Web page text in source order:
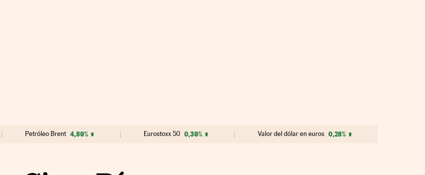
Petróleo Brent 4,89% Eurostoxx 50 0,39% Valor del dólar en euros 0,28%